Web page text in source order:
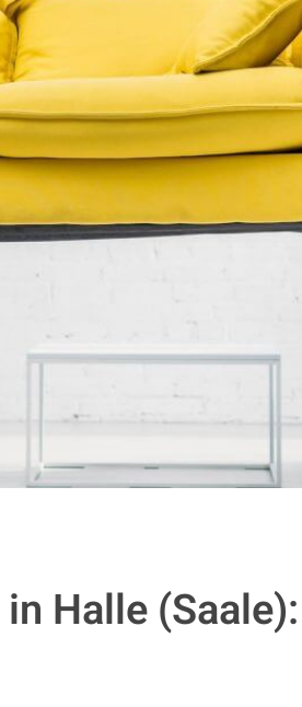
in Halle (Saale):